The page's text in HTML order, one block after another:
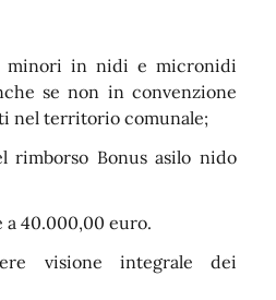
minori in nidi e micronidi
se non in convenzione
nel territorio comunale;
rimborso Bonus asilo nido
a 40.000,00 euro.
visione integrale dei